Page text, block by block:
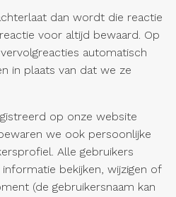
dan wordt die reactie
voor altijd bewaard. Op
automatisch
in plaats van dat we ze
op onze website
we ook persoonlijke
Alle gebruikers
bekijken, wijzigen of
(de gebruikersnaam kan